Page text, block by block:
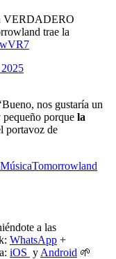
VERDADERO
trae la
nos gustaría un
pequeño porque la
portavoz de
MúsicaTomorrowland
a las
WhatsApp +
iOS y Android 🌱